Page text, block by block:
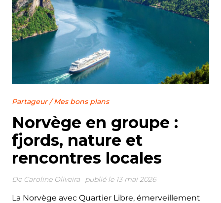
Partageur/Mes bons plans
Norvège en groupe :
fjords, nature et
rencontres locales
De Caroline Oliveira publié le 13 mai 2026
La Norvège avec Quartier Libre, émerveillement